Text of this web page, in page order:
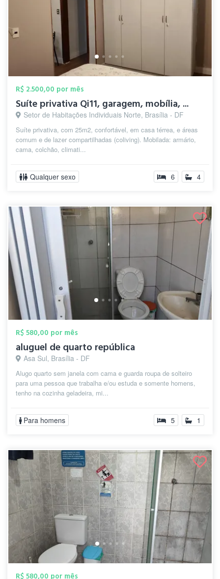
R$ 2.500,00 por mês
Suíte privativa Qi11, garagem, mobília, ...
Setor de Habitações Individuais Norte, Brasília - DF
Suíte privativa, com 25m2, confortável, em casa térrea, e áreas
comum e de lazer compartilhadas (coliving). Mobilada: armário,
cama, colchão, climati...
Qualquer sexo 6 4
R$ 580,00 por mês
aluguel de quarto república
Asa Sul, Brasília - DF
Alugo quarto sem janela com cama e guarda roupa de solteiro
para uma pessoa que trabalha e/ou estuda e somente homens,
tenho na cozinha geladeira, mi...
Para homens 5 1
R$ 580,00 por mês